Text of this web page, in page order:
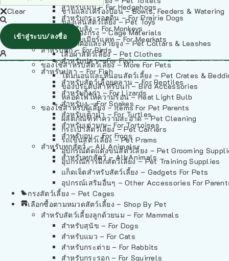
ชามและเครื่องป้อน – Bowls, Feeders & Watering
ของเล่นสัตว์เลี้ยง – Pet Toys
วัสดุรองกรง – Cage Materials
ปลอกคอและสายจูง – Pet Collars & Leashes
เสื้อผ้าสัตว์เลี้ยง – Pet Clothes
ของใช้สำหรับสัตว์เลี้ยง – More For Pets
โดมนอนและที่นอนสัตว์เลี้ยง – Pet Crates &
ของประดับสำหรับนก – Bird Accessories
หลอดไฟให้ความร้อน – Heat Light Bulb
ของใช้สำหรับผู้เลี้ยง – Items For Pet Parents
ผลิตภัณฑ์ทำความสะอาด – Pet Cleaning
กระเป๋าสัตว์เลี้ยง – Pet Carriers
รถเข็นสัตว์เลี้ยง – Pet Prams
อุปกรณ์ตัดแต่งขนสัตว์เลี้ยง – Pet Grooming
อุปกรณ์การฝึกสัตว์เลี้ยง – Pet Training Supplies
แก็ดเจ็ตสำหรับสัตว์เลี้ยง – Gadgets For Pets
อุปกรณ์เสริมอื่นๆ – Other Accessories For
กรงสัตว์เลี้ยง – Pet Cages
เลือกซื้อตามหมวดสัตว์เลี้ยง – Shop By Pet
สำหรับสัตว์เลี้ยงลูกด้วยนม – For Mammals
สำหรับสุนัข – For Dogs
สำหรับแมว – For Cats
สำหรับกระต่าย – For Rabbits
สำหรับกระรอก – For Squirrels
สำหรับเม่น – For Hedgehogs
สำหรับกระรอกดิน – For Prairie Dogs
สำหรับลิง – For Monkeys
สำหรับเมียร์แคท – For Meerkats
สำหรับนก – For Birds
สำหรับปลา – For Fish
สำหรับปลา – For Fish
สำหรับสัตว์เลื้อยคลาน – For Reptiles
สำหรับกิ้งก่า – For Lizards
สำหรับงู – For Snakes
สำหรับเต่าน้ำ – For Turtles
สำหรับเต่าบก – For Tortoises
สำหรับกบ – For Frogs
สำหรับทุกสัตว์ – All Animals
สำหรับทุกสัตว์ – All Animals
Clear
เข้าสู่ระบบ/ลงชื่อ